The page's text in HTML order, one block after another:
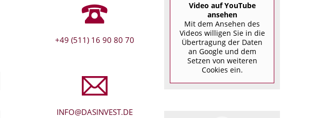
+49 (511) 16 90 80 70
INFO@DASINVEST.DE
Video auf YouTube
ansehen
Mit dem Ansehen des
Videos willigen Sie in die
Übertragung der Daten
an Google und dem
Setzen von weiteren
Cookies ein.